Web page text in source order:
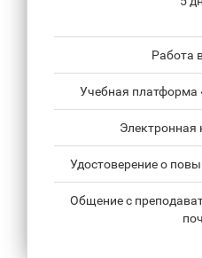
Работа
Учебная платформа
Электронная
Удостоверение о
Общение с